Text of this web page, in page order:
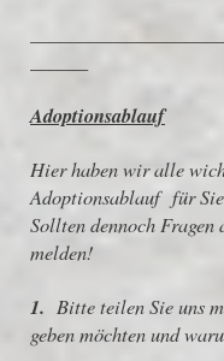
Adoptionsablauf
Hier haben wir alle
Adoptionsablauf für Sie
Sollten dennoch Fragen
melden!
1. Bitte teilen Sie uns
geben möchten und